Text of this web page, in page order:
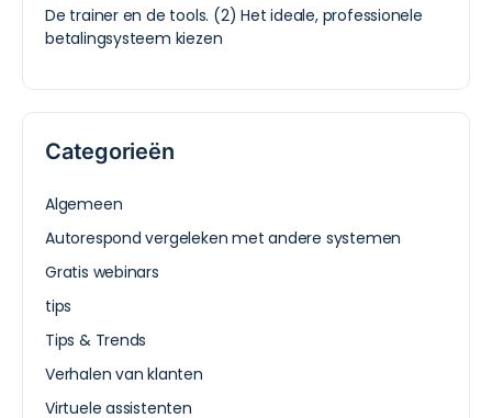
De trainer en de tools. (2) Het ideale, professionele
betalingsysteem kiezen
Categorieën
Algemeen
Autorespond vergeleken met andere systemen
Gratis webinars
tips
Tips & Trends
Verhalen van klanten
Virtuele assistenten